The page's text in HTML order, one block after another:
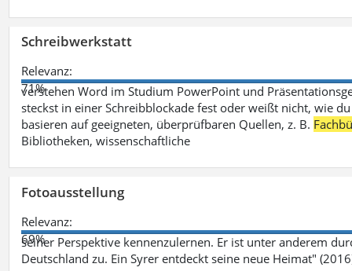
Schreibwerkstatt
Relevanz:
71%
verstehen Word im Studium PowerPoint und
steckst in einer Schreibblockade fest oder weißt nicht, wie
basieren auf geeigneten, überprüfbaren Quellen, z. B.
Bibliotheken, wissenschaftliche
Fotoausstellung
Relevanz:
69%
seiner Perspektive kennenzulernen. Er ist unter anderem
Deutschland zu. Ein Syrer entdeckt seine neue Heimat"